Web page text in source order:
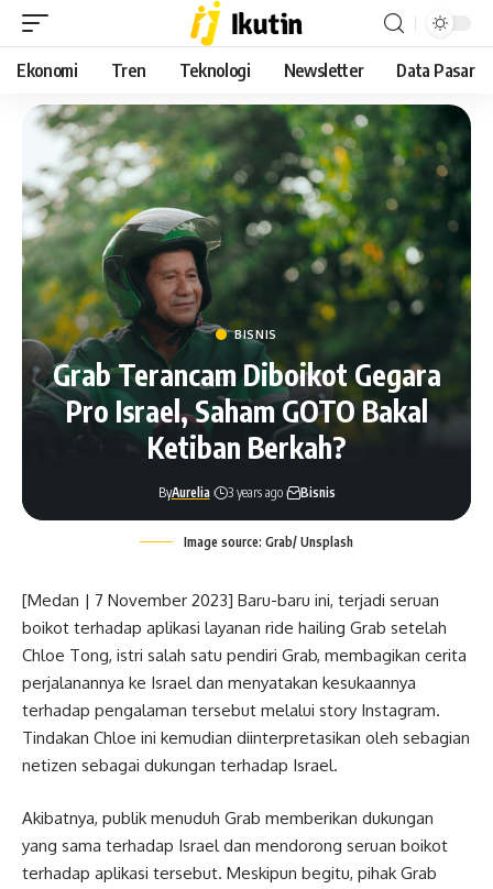
Ekonomi Tren Teknologi Newsletter Data Pasar
BISNIS
Grab Terancam Diboikot Gegara
Pro Israel, Saham GOTO Bakal
Ketiban Berkah?
ByAurelia 3 years ago Bisnis
Image source: Grab/ Unsplash
[Medan | 7 November 2023] Baru-baru ini, terjadi seruan
boikot terhadap aplikasi layanan ride hailing Grab setelah
Chloe Tong, istri salah satu pendiri Grab, membagikan cerita
perjalanannya ke Israel dan menyatakan kesukaannya
terhadap pengalaman tersebut melalui story Instagram.
Tindakan Chloe ini kemudian diinterpretasikan oleh sebagian
netizen sebagai dukungan terhadap Israel.
Akibatnya, publik menuduh Grab memberikan dukungan
yang sama terhadap Israel dan mendorong seruan boikot
terhadap aplikasi tersebut. Meskipun begitu, pihak Grab